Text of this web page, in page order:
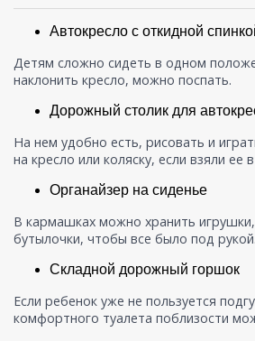
Автокресло с откидной
Детям сложно сидеть в одном
наклонить кресло, можно поспать.
Дорожный столик для
На нем удобно есть, рисовать и
на кресло или коляску, если взяли ее
Органайзер на сиденье
В кармашках можно хранить
бутылочки, чтобы все было под рукой.
Складной дорожный горшок
Если ребенок уже не пользуется
комфортного туалета поблизости